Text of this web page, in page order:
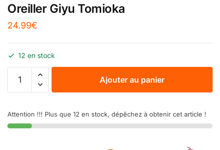
Oreiller Giyu Tomioka
24.99€
12 en stock
Ajouter au panier
Attention !!! Plus que 12 en stock, dépêchez à obtenir cet article !